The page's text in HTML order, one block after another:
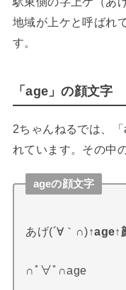
地域が上ケと呼ばれ
す。
「age」の顔文字
2ちゃんねるでは、
れています。その中
ageの顔文字
あげ(´∀｀∩)↑age↑
∩ﾟ∀ﾟ∩age